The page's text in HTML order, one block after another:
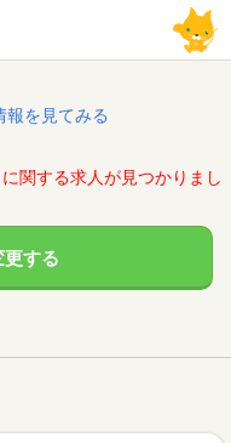
報を見てみる
関する求人が見つかりまし
更する